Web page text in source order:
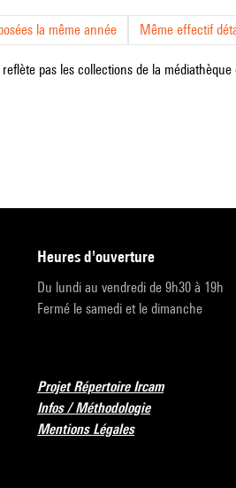
la même année Même effectif
pas les collections de la
heures d'ouverture
Du lundi au vendredi de 9h30 à 19h
Fermé le samedi et le dimanche
Projet Répertoire Ircam
Infos / Méthodologie
Mentions Légales